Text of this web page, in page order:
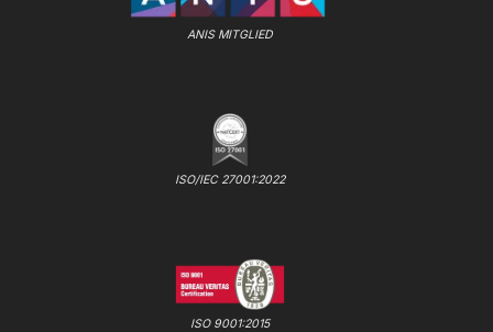
ANIS MITGLIED
ISO/IEC 27001:2022
ISO 9001:2015